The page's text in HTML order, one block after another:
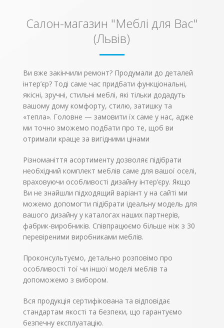
комплектацію – 160 х
200 см.
якість продукції.
Покриття ліжка
дерев’яними
ламелями, які
забезпечують
вентиляцію матрацу і
постільної білизни.
Вашому малюку буде
радісно, затишно та
безпечно.
Салон-магазин "Меблі для Вас"
(Львів)
Ви вже закінчили ремонт? Продумали до деталей
інтер’єр? Тоді саме час придбати функціональні,
якісні, зручні, стильні меблі, які тільки додадуть
вашому дому комфорту, стилю, затишку та
«тепла». Головне — замовити їх саме у нас, адже
ми точно зможемо подбати про те, щоб ви
отримали краще за вигідними цінами
Різноманіття асортименту дозволяє підібрати
необхідний комплект меблів саме для вашої оселі,
враховуючи особливості дизайну інтер’єру. Якщо
Ви не знайшли підходящий варіант у на сайті ми
можемо допомогти підібрати ідеальну модель для
вашого дизайну у каталогах наших партнерів,
фабрик-виробників. Співпрацюємо більше ніж з 30
перевіреними виробниками меблів.
Проконсультуємо, детально розповімо про
особливості тої чи іншої моделі меблів та
допоможемо з вибором.
Вся продукція сертифікована та відповідає
стандартам якості та безпеки, що гарантуємо
безпечну експлуатацію.